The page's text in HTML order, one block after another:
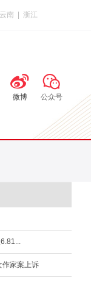
云南 浙江
微博 公众号
作家案上诉